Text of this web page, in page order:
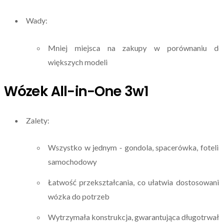
Wady:
Mniej miejsca na zakupy w porównaniu
większych modeli
Wózek All-in-One 3w1
Zalety:
Wszystko w jednym - gondola, spacerówka,
samochodowy
Łatwość przekształcania, co ułatwia
wózka do potrzeb
Wytrzymała konstrukcja, gwarantująca